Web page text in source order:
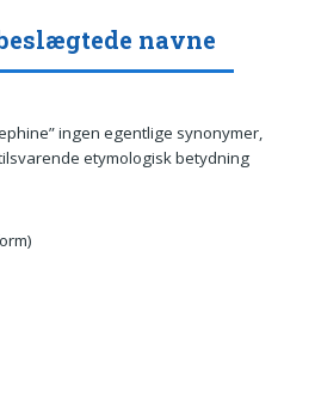
navne
ingen egentlige synonymer,
etymologisk betydning